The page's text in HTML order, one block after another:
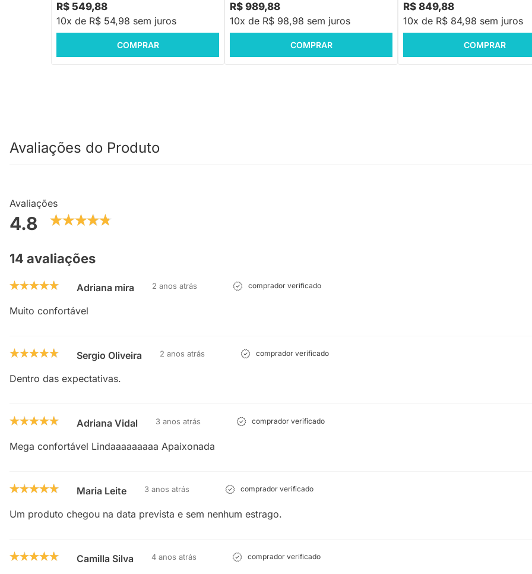
R$ 549,88
10x de R$ 54,98 sem juros
COMPRAR
R$ 989,88
10x de R$ 98,98 sem juros
COMPRAR
R$ 849,88
10x de R$ 84,98 sem juros
COMPRAR
Avaliações do Produto
Avaliações
4.8
14 avaliações
Adriana mira 2 anos atrás comprador verificado
Muito confortável
Sergio Oliveira 2 anos atrás comprador verificado
Dentro das expectativas.
Adriana Vidal 3 anos atrás comprador verificado
Mega confortável Lindaaaaaaaaa Apaixonada
Maria Leite 3 anos atrás comprador verificado
Um produto chegou na data prevista e sem nenhum estrago.
Camilla Silva 4 anos atrás comprador verificado